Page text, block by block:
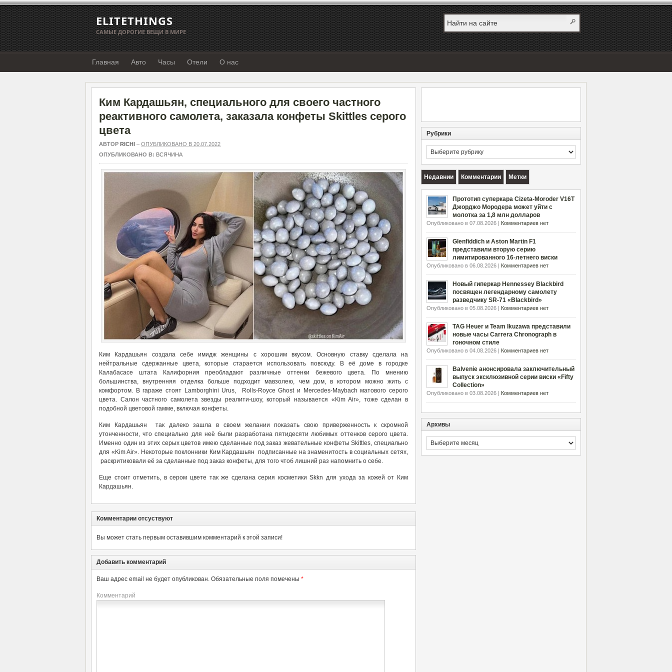
ELITETHINGS
САМЫЕ ДОРОГИЕ ВЕЩИ В МИРЕ
Главная Авто Часы Отели О нас
Ким Кардашьян, специального для своего частного
реактивного самолета, заказала конфеты Skittles серого
цвета
АВТОР RICHI – ОПУБЛИКОВАНО В 20.07.2022
ОПУБЛИКОВАНО В: ВСЯЧИНА
Ким Кардашьян создала себе имидж женщины с хорошим вкусом. Основную ставку сделала на
нейтральные сдержанные цвета, которые старается использовать повсюду. В её доме в городке
Калабасасе штата Калифорния преобладают различные оттенки бежевого цвета. По мнению
большинства, внутренняя отделка больше подходит мавзолею, чем дом, в котором можно жить с
комфортом. В гараже стоят Lamborghini Urus, Rolls-Royce Ghost и Mercedes-Maybach матового серого
цвета. Салон частного самолета звезды реалити-шоу, который называется «Kim Air», тоже сделан в
подобной цветовой гамме, включая конфеты.
Ким Кардашьян так далеко зашла в своем желании показать свою приверженность к скромной
утонченности, что специально для неё были разработана пятидесяти любимых оттенков серого цвета.
Именно один из этих серых цветов имею сделанные под заказ жевательные конфеты Skittles, специально
для «Kim Air». Некоторые поклонники Ким Кардашьян подписанные на знаменитость в социальных сетях,
раскритиковали её за сделанные под заказ конфеты, для того чтоб лишний раз напомнить о себе.
Еще стоит отметить, в сером цвете так же сделана серия косметики Skkn для ухода за кожей от Ким
Кардашьян.
Комментарии отсуствуют
Вы может стать первым оставившим комментарий к этой записи!
Добавить комментарий
Ваш адрес email не будет опубликован. Обязательные поля помечены *
Комментарий
Рубрики
Рубрики
Недавнии Комментарии Метки
Прототип суперкара Cizeta-Moroder V16T
Джорджо Мородера может уйти с
молотка за 1,8 млн долларов
Опубликовано в 07.08.2026 | Комментариев нет
Glenfiddich и Aston Martin F1
представили вторую серию
лимитированного 16-летнего виски
Опубликовано в 06.08.2026 | Комментариев нет
Новый гиперкар Hennessey Blackbird
посвящен легендарному самолету
разведчику SR-71 «Blackbird»
Опубликовано в 05.08.2026 | Комментариев нет
TAG Heuer и Team Ikuzawa представили
новые часы Carrera Chronograph в
гоночном стиле
Опубликовано в 04.08.2026 | Комментариев нет
Balvenie анонсировала заключительный
выпуск эксклюзивной серии виски «Fifty
Collection»
Опубликовано в 03.08.2026 | Комментариев нет
Архивы
Архивы